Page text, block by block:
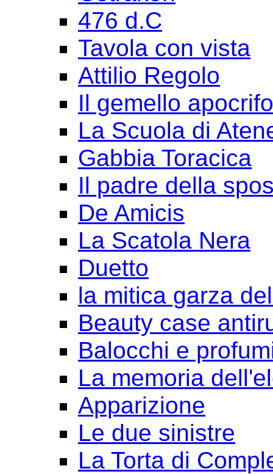
476 d.C
Tavola con vista
Attilio Regolo
Il gemello apocrifo
La Scuola di
Gabbia Toracica
Il padre della
De Amicis
La Scatola Nera
Duetto
la mitica garza
Beauty case
Balocchi e
La memoria
Apparizione
Le due sinistre
La Torta di